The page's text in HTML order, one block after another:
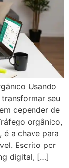
Usando
seu
depender de
orgânico,
é a chave para
Escrito por
digital, […]